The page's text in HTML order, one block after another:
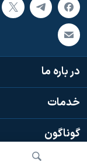
در باره ما
خدمات
گوناگون